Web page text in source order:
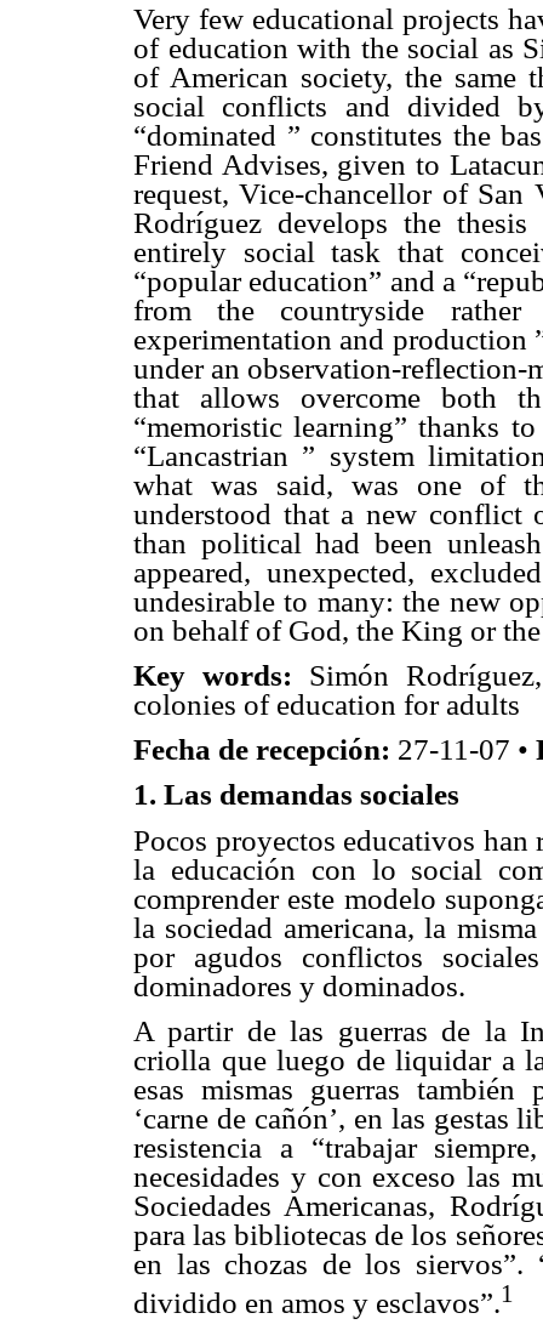
Very few educational projects
of education with the social as
of American society, the same
social conflicts and divided
“dominated ” constitutes the
Friend Advises, given to
request, Vice-chancellor of San
Rodríguez develops the
entirely social task that
“popular education” and a
from the countryside
experimentation and production
under an observation-
that allows overcome both
“memoristic learning” thanks
“Lancastrian ” system
what was said, was one of
understood that a new conflict
than political had been
appeared, unexpected,
undesirable to many: the new
on behalf of God, the King or
Key words: Simón
colonies of education for adults
Fecha de recepción: 27-11-07 •
1. Las demandas sociales
Pocos proyectos educativos
la educación con lo social
comprender este modelo
la sociedad americana, la
por agudos conflictos
dominadores y dominados.
A partir de las guerras de la
criolla que luego de liquidar a
esas mismas guerras
‘carne de cañón’, en las gestas
resistencia a “trabajar
necesidades y con exceso las
Sociedades Americanas,
para las bibliotecas de los
en las chozas de los
dividido en amos y esclavos”.1